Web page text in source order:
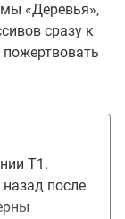
«Деревья»,
сразу к
Т1.
после